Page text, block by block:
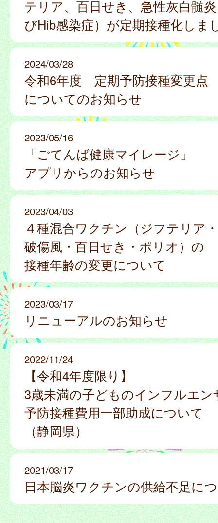
テリア、百日せき、急性灰白髄
びHib感染症）が定期接種化しま
2024/03/28
令和6年度 定期予防接種変更点
についてのお知らせ
2023/05/16
「ごてんば健康マイレージ」
アプリからのお知らせ
2023/04/03
４種混合ワクチン（ジフテリア・
破傷風・百日せき・ポリオ）の
接種年齢の変更について
2023/03/17
リニューアルのお知らせ
2022/11/24
【令和4年度限り】
3歳未満の子どものインフルエン
予防接種費用一部助成について
（静岡県）
2021/03/17
日本脳炎ワクチンの供給不足に